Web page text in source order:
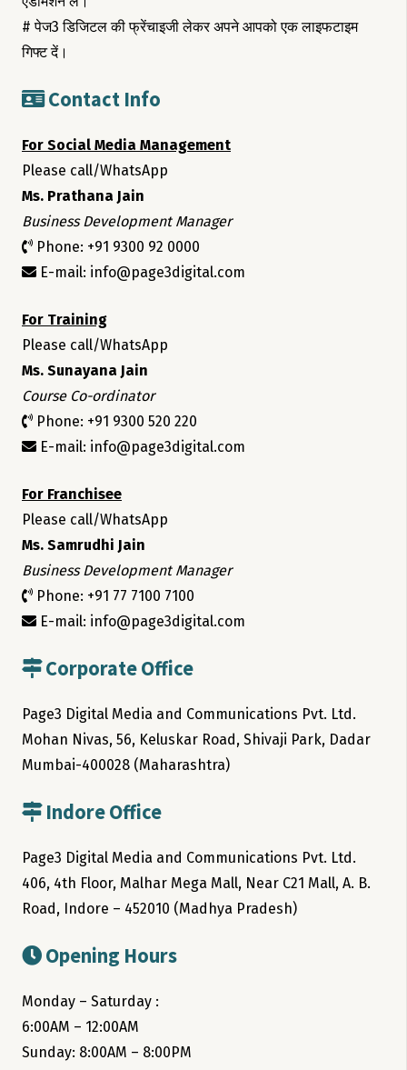
# पेज3 डिजिटल की फ्रेंचाइजी लेकर अपने आपको एक लाइफटाइम
गिफ्ट दें।
Contact Info
For Social Media Management
Please call/WhatsApp
Ms. Prathana Jain
Business Development Manager
Phone: +91 9300 92 0000
E-mail: info@page3digital.com
For Training
Please call/WhatsApp
Ms. Sunayana Jain
Course Co-ordinator
Phone: +91 9300 520 220
E-mail: info@page3digital.com
For Franchisee
Please call/WhatsApp
Ms. Samrudhi Jain
Business Development Manager
Phone: +91 77 7100 7100
E-mail: info@page3digital.com
Corporate Office
Page3 Digital Media and Communications Pvt. Ltd.
Mohan Nivas, 56, Keluskar Road, Shivaji Park, Dadar
Mumbai-400028 (Maharashtra)
Indore Office
Page3 Digital Media and Communications Pvt. Ltd.
406, 4th Floor, Malhar Mega Mall, Near C21 Mall, A. B.
Road, Indore – 452010 (Madhya Pradesh)
Opening Hours
Monday – Saturday :
6:00AM – 12:00AM
Sunday: 8:00AM – 8:00PM